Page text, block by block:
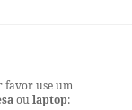
favor use um
oulaptop: